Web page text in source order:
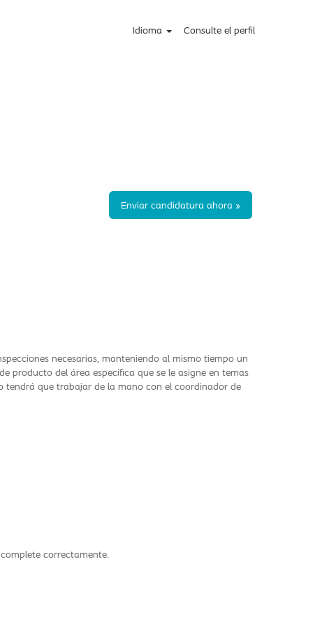
Idioma Consulte el perfil
Enviar candidatura ahora »
necesarias, manteniendo al mismo tiempo un
producto del área específica que se le asigne en temas
tendrá que trabajar de la mano con el coordinador de
correctamente.